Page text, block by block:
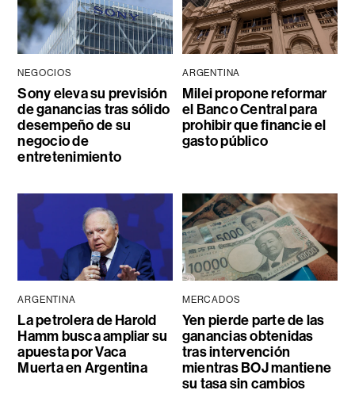
NEGOCIOS
Sony eleva su previsión
de ganancias tras sólido
desempeño de su
negocio de
entretenimiento
ARGENTINA
Milei propone reformar
el Banco Central para
prohibir que financie el
gasto público
ARGENTINA
La petrolera de Harold
Hamm busca ampliar su
apuesta por Vaca
Muerta en Argentina
MERCADOS
Yen pierde parte de las
ganancias obtenidas
tras intervención
mientras BOJ mantiene
su tasa sin cambios